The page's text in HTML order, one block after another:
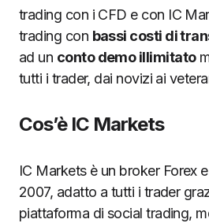
trading con i CFD e con IC
trading con bassi costi di
ad un conto demo illimitato
tutti i trader, dai novizi ai
Cos’è IC Markets
IC Markets è un broker Forex
2007, adatto a tutti i trader
piattaforma di social trading,